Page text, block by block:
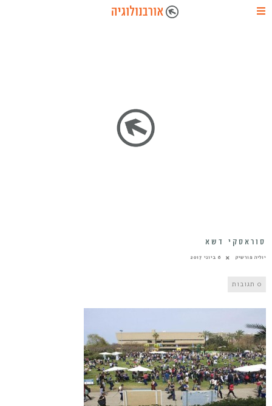
סוראסקי דשא
יוליה פורשיק 6 ביוני 2017
0 תגובות